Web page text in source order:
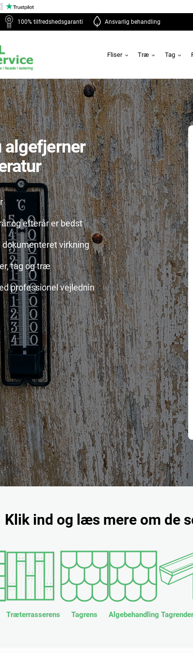
100% tilfredshedsgaranti Ansvarlig behandling
Fliser Træ Tag
algefjerner
og efterår er bedst
virkning
tag og træ
professionel vejlednin
Klik ind og læs mere om de
Træterrasserens Tagrens Algebehandling